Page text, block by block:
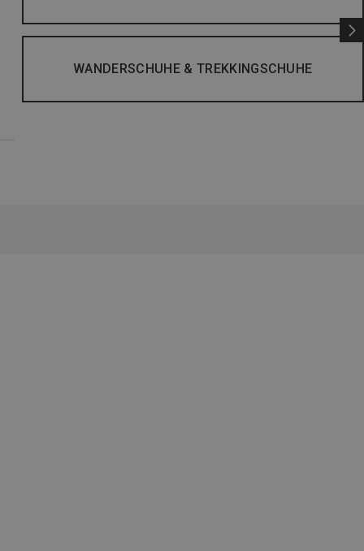
WANDERSCHUHE & TREKKINGSCHUHE